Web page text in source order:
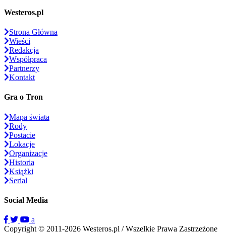
Westeros.pl
Strona Główna
Wieści
Redakcja
Współpraca
Partnerzy
Kontakt
Gra o Tron
Mapa świata
Rody
Postacie
Lokacje
Organizacje
Historia
Książki
Serial
Social Media
a
Copyright © 2011-2026 Westeros.pl / Wszelkie Prawa Zastrzeżone